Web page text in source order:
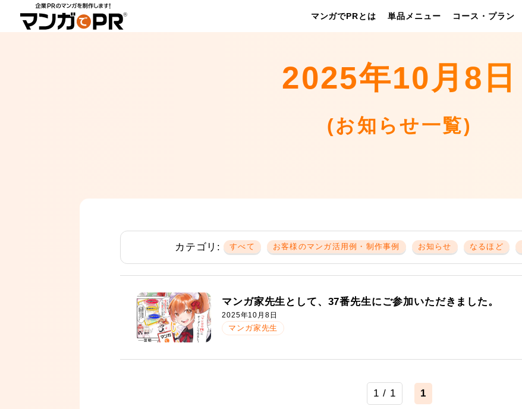
マンガでPRとは 単品メニュー コース・プラン
2025年10月8日
(お知らせ一覧)
カテゴリ: すべて お客様のマンガ活用例・制作事例 お知らせ なるほど
マンガ家先生として、37番先生にご参加いただきました。
2025年10月8日
マンガ家先生
1 / 1 1